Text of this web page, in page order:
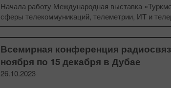
Начала работу Международная выставка
сферы телекоммуникаций, телеметрии, ИТ и
Всемирная конференция
ноября по 15 декабря в Дубае
26.10.2023